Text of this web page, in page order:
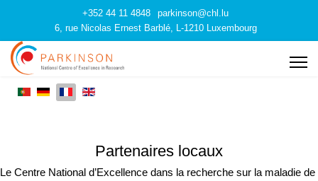
+352 44 11 4848
parkinson@chl.lu
6, rue Nicolas Ernest Barblé, L-1210 Luxembourg
Partenaires locaux
Le Centre National d’Excellence dans la recherche sur la maladie de